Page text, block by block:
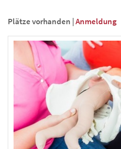
Plätze vorhanden |Anmeldung